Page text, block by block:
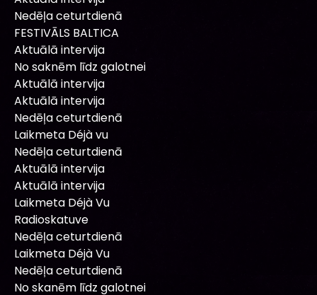
Nedēļa ceturtdienā
FESTIVĀLS BALTICA
Aktuālā intervija
No saknēm līdz galotnei
Aktuālā intervija
Aktuālā intervija
Nedēļa ceturtdienā
Laikmeta Déjà vu
Nedēļa ceturtdienā
Aktuālā intervija
Aktuālā intervija
Laikmeta Déjà Vu
Radioskatuve
Nedēļa ceturtdienā
Laikmeta Déjà Vu
Nedēļa ceturtdienā
No skanēm līdz galotnei